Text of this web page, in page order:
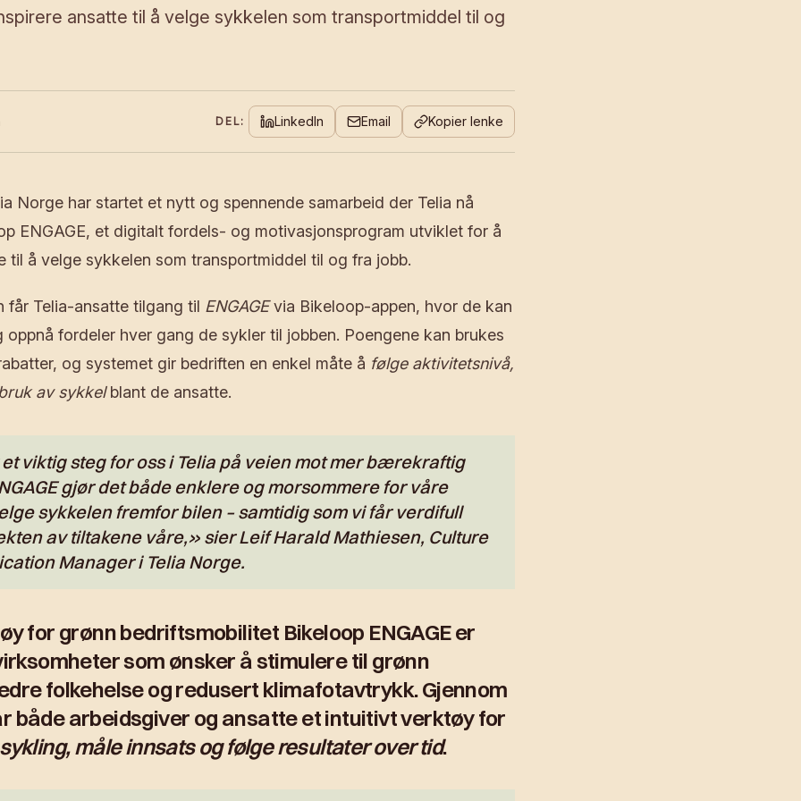
ansatte til å velge sykkelen som transportmiddel til og
DEL: LinkedIn Email Kopier lenke
Norge har startet et nytt og spennende samarbeid der Telia nå
ENGAGE, et digitalt fordels- og motivasjonsprogram utviklet for å
til å velge sykkelen som transportmiddel til og fra jobb.
får Telia-ansatte tilgang til ENGAGEvia Bikeloop-appen, hvor de kan
oppnå fordeler hver gang de sykler til jobben. Poengene kan brukes
og systemet gir bedriften en enkel måte å følge aktivitetsnivå,
av sykkelblant de ansatte.
viktig steg for oss i Telia på veien mot mer bærekraftig
gjør det både enklere og morsommere for våre
sykkelen fremfor bilen – samtidig som vi får verdifull
av tiltakene våre,» sierLeif Harald Mathiesen, Culture
Manager i Telia Norge.
for grønn bedriftsmobilitet Bikeloop ENGAGE er
som ønsker å stimulere til grønn
folkehelse og redusert klimafotavtrykk. Gjennom
både arbeidsgiver og ansatte et intuitivt verktøy for
måle innsats og følge resultater over tid.